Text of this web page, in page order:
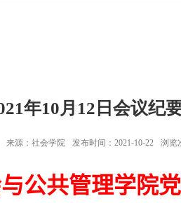
年10月12日会议纪
来源：社会学院 发布时间：2021-10-22 浏览
公共管理学院